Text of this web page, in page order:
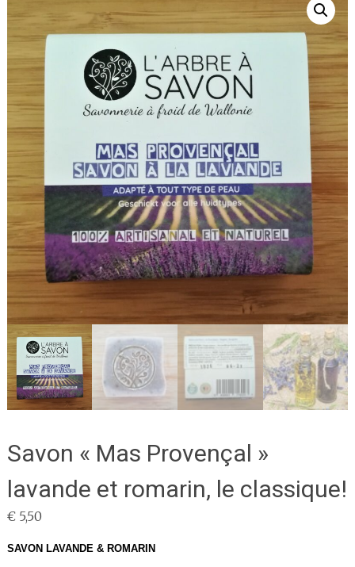
Savon « Mas Provençal »
lavande et romarin, le classique!
€5,50
SAVON LAVANDE & ROMARIN